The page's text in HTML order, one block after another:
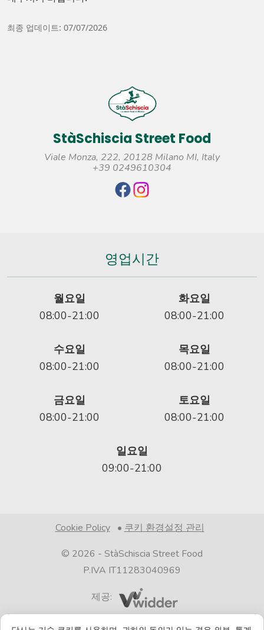
최종 업데이트: 07/07/2026
StàSchiscia Street Food
Viale Monza, 222, 20128 Milano MI, Italy
+39 0249610304
영업시간
월요일
08:00-21:00
화요일
08:00-21:00
수요일
08:00-21:00
목요일
08:00-21:00
금요일
08:00-21:00
토요일
08:00-21:00
일요일
09:00-21:00
Cookie Policy • 쿠키 환경설정 관리
© 2026 - StàSchiscia Street Food
P.IVA IT11283040969
제공: